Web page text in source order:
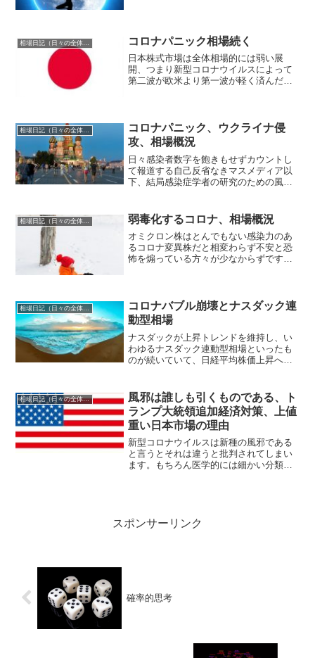
自分の実力を過信しては...
コロナパニック相場続く
日本株式市場は全体相場的には弱い展
開、つまり新型コロナウイルスによって
第二波が欧米より第一波が軽く済んだた
スクが高まっているといった...
コロナパニック、ウクライナ侵
攻、相場概況
日々感染者数字を飽きもせずカウントし
て報道する自己反省なきマスメディア以
下、結局感染症学者の研究のための風邪
ったし、人間とウイルスの長い関係の歴
史を見れば容易に理解でき...
弱毒化するコロナ、相場概況
オミクロン株はとんでもない感染力のあ
るコロナ変異株だと相変わらず不安と恐
怖を煽っている方々が少なからずです
ね。基本的論理的に考えれば誰...
コロナバブル崩壊とナスダック連
動型相場
ナスダックが上昇トレンドを維持し、い
わゆるナスダック連動型相場といったも
のが続いていて、日経平均株価上昇への
第二波が米国でも日本でも起きており、
マスメディアは相変わらず...
相場日記（日々の全体相場観）
風邪は誰しも引くものである、ト
ランプ大統領追加経済対策、上値
重い日本市場の理由
新型コロナウイルスは新種の風邪である
と言うとそれは違うと批判されてしまい
ます。もちろん医学的には細かい分類が
スポンサーリンク
確率的思考